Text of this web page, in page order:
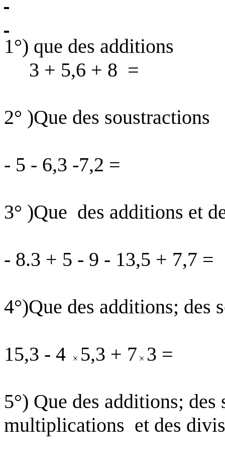
1°) que des additions
3 + 5,6 + 8 =
2° )Que des soustractions
- 5 - 6,3 -7,2 =
3° )Que des additions et
- 8.3 + 5 - 9 - 13,5 + 7,7 =
4°)Que des additions; des
15,3 - 4 5,3 + 7 3 =
5°) Que des additions;
multiplications et des